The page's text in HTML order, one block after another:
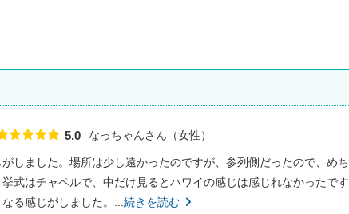
点数
5.0 なっちゃんさん 女性
しました。場所は少し遠かったのですが、参列側だったので、めち
式はチャペルで、中だけ見るとハワイの感じは感じれなかったです
る感じがしました。... 続きを読む